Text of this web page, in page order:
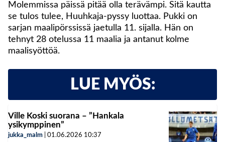
Molemmissa päissä pitää olla terävämpi. Sitä kautta
se tulos tulee, Huuhkaja-pyssy luottaa. Pukki on
sarjan maalipörssissä jaetulla 11. sijalla. Hän on
tehnyt 28 otelussa 11 maalia ja antanut kolme
maalisyöttöä.
LUE MYÖS:
Ville Koski suorana – ”Hankala
ysikymppinen”
jukka_malm 01.06.2026 10:37